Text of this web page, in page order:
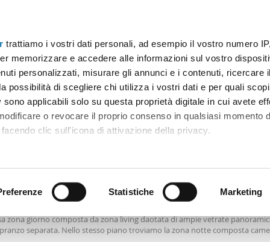
trattiamo i vostri dati personali, ad esempio il vostro numero
memorizzare e accedere alle informazioni sul vostro
personalizzati, misurare gli annunci e i contenuti, ricercare
possibilità di scegliere chi utilizza i vostri dati e per quali
applicabili solo su questa proprietà digitale in cui avete
o revocare il proprio consenso in qualsiasi momento
clic sull'icona di attivazione della privacy.
scansionandolo attivamente alla ricerca di caratteristiche
elaborati i tuoi dati personali e imposta le tue preferenze
ritirare il tuo consenso in qualsiasi momento dalla
Statistiche Marketing
Prezzo Superficie Locali Più filtri - 1
torre angela roma Roma
Ordine Mioaffitto
Borghesiana, finocchio, tor bella monaca, torre angela
zona giorno composta da zona living daotata di ampie vetrate
separata. Nello stesso piano troviamo la zona notte composta